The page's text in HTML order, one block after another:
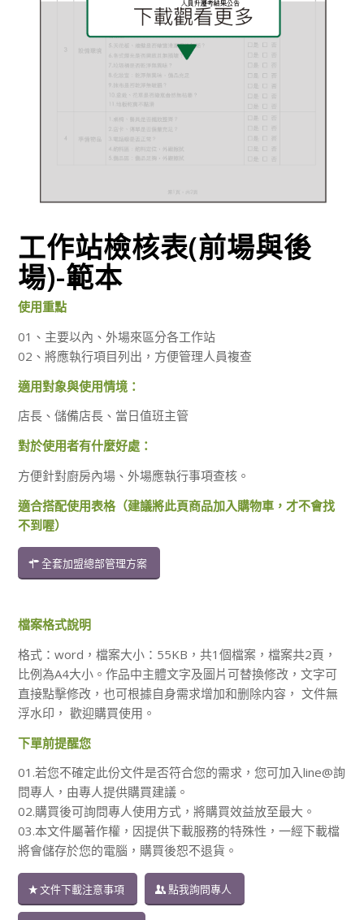
工作站檢核表(前場與後
場)-範本
使用重點
01、主要以內、外場來區分各工作站
02、將應執行項目列出，方便管理人員複查
適用對象與使用情境：
店長、儲備店長、當日值班主管
對於使用者有什麼好處：
方便針對廚房內場、外場應執行事項查核。
適合搭配使用表格（建議將此頁商品加入購物車，才不會找
不到喔）
全套加盟總部管理方案
檔案格式說明
格式：word，檔案大小：55KB，共1個檔案，檔案共2頁，
比例為A4大小。作品中主體文字及圖片可替換修改，文字可
直接點擊修改，也可根據自身需求增加和删除内容， 文件無
浮水印， 歡迎購買使用。
下單前提醒您
01.若您不確定此份文件是否符合您的需求，您可加入line@詢
問專人，由專人提供購買建議。
02.購買後可詢問專人使用方式，將購買效益放至最大。
03.本文件屬著作權，因提供下載服務的特殊性，一經下載檔
將會儲存於您的電腦，購買後恕不退貨。
文件下載注意事項 點我詢問專人